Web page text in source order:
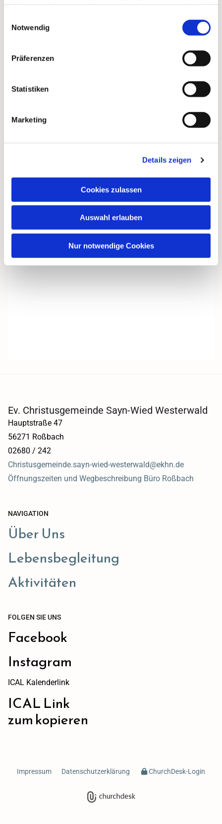
Notwendig
Präferenzen
Statistiken
Marketing
Details zeigen
Cookies zulassen
Auswahl erlauben
Nur notwendige Cookies
Dies könnte Sie auch
Ev. Christusgemeinde Sayn-Wied Westerwald
Hauptstraße 47
56271 Roßbach
02680 / 242
Christusgemeinde.sayn-wied-westerwald@ekhn.de
Öffnungszeiten und Wegbeschreibung Büro Roßbach
NAVIGATION
Über Uns
Lebensbegleitung
Aktivitäten
FOLGEN SIE UNS
Facebook
Instagram
ICAL Kalenderlink
ICAL Link
zum kopieren
Impressum Datenschutzerklärung ChurchDesk-Login